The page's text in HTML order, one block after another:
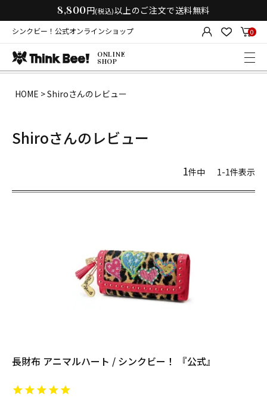
8,800円(税込)以上のご注文で送料無料
シンクビー！公式オンラインショップ 0
ONLINE
SHOP
HOME Shiroさんのレビュー
Shiroさんのレビュー
1件中 1-1件表示
長財布 アニマルハート / シンクビー！ 『公式』